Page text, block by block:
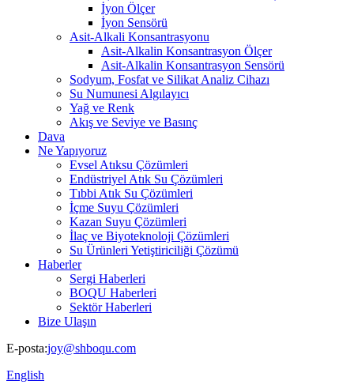
İyon Ölçer
İyon Sensörü
Asit-Alkali Konsantrasyonu
Asit-Alkalin Konsantrasyon Ölçer
Asit-Alkalin Konsantrasyon Sensörü
Sodyum, Fosfat ve Silikat Analiz Cihazı
Su Numunesi Algılayıcı
Yağ ve Renk
Akış ve Seviye ve Basınç
Dava
Ne Yapıyoruz
Evsel Atıksu Çözümleri
Endüstriyel Atık Su Çözümleri
Tıbbi Atık Su Çözümleri
İçme Suyu Çözümleri
Kazan Suyu Çözümleri
İlaç ve Biyoteknoloji Çözümleri
Su Ürünleri Yetiştiriciliği Çözümü
Haberler
Sergi Haberleri
BOQU Haberleri
Sektör Haberleri
Bize Ulaşın
E-posta:joy@shboqu.com
English